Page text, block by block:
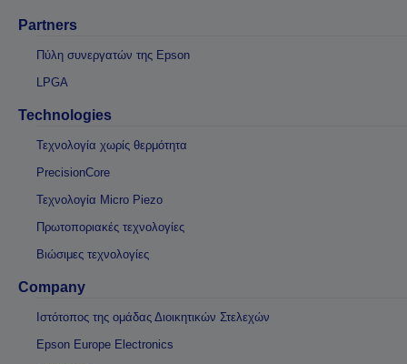
Partners
Πύλη συνεργατών της Epson
LPGA
Technologies
Τεχνολογία χωρίς θερμότητα
PrecisionCore
Τεχνολογία Micro Piezo
Πρωτοποριακές τεχνολογίες
Βιώσιμες τεχνολογίες
Company
Ιστότοπος της ομάδας Διοικητικών Στελεχών
Epson Europe Electronics